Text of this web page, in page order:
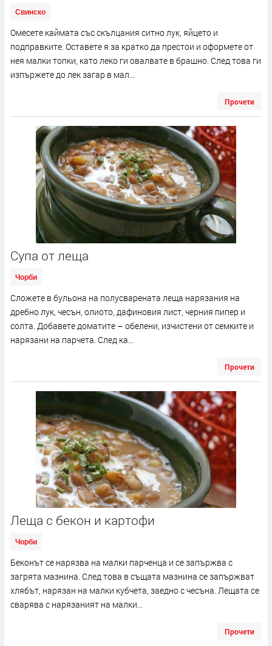
Свинско
Омесете каймата със скълцания ситно лук, яйцето и
подправките. Оставете я за кратко да престои и оформете от
нея малки топки, като леко ги овалвате в брашно. След това ги
изпържете до лек загар в мал...
Прочети
Супа от леща
Чорби
Сложете в бульона на полусварената леща нарязания на
дребно лук, чесън, олиото, дафиновия лист, черния пипер и
солта. Добавете доматите – обелени, изчистени от семките и
нарязани на парчета. След ка...
Прочети
Леща с бекон и картофи
Чорби
Беконът се нарязва на малки парченца и се запържва с
загрята мазнина. След това в същата мазнина се запържват
хлябът, нарязан на малки кубчета, заедно с чесъна. Лещата се
сварява с нарязаният на малки...
Прочети